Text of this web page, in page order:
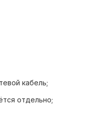
кабель;
отдельно;